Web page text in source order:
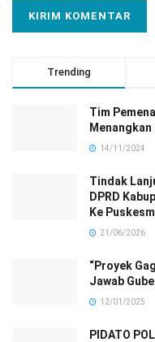
Trending
Tim
14/11/2024
Tindak
DPRD
Ke
21/06/2026
“Proyek
Jawab
12/01/2025
PIDATO